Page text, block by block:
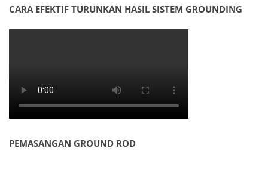
CARA EFEKTIF TURUNKAN HASIL SISTEM GROUNDING
PEMASANGAN GROUND ROD